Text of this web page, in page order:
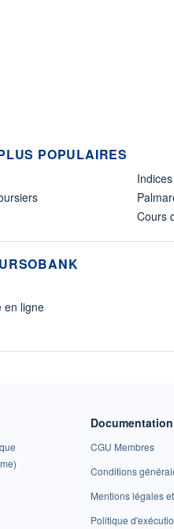
POPULAIRES
Cours
en ligne
CGU Membres
Conditions
Mentions légales
Politique